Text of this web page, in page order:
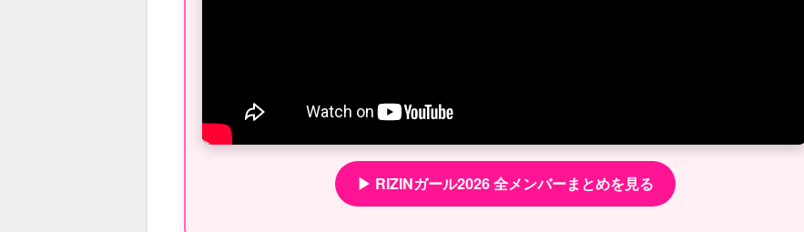
▶ RIZINガール2026 全メンバーまとめを見る